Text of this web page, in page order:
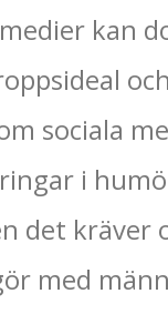
kan
sociala
i
det kräver
med